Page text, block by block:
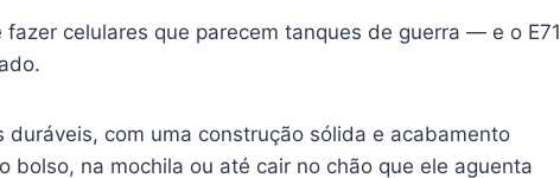
celulares que parecem tanques de guerra — e o E71
duráveis, com uma construção sólida e acabamento
bolso, na mochila ou até cair no chão que ele aguenta